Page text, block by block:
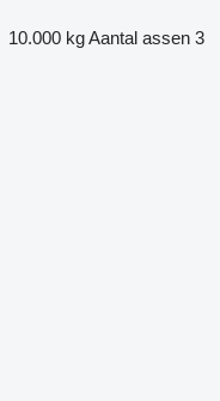
10.000 kgAantal assen 3